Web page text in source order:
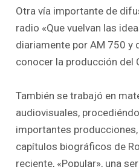
Otra vía importante de
radio «Que vuelvan las
diariamente por AM 750 y
conocer la producción del
También se trabajó en
audiovisuales,
importantes
capítulos biográficos de
reciente, «Popular», una